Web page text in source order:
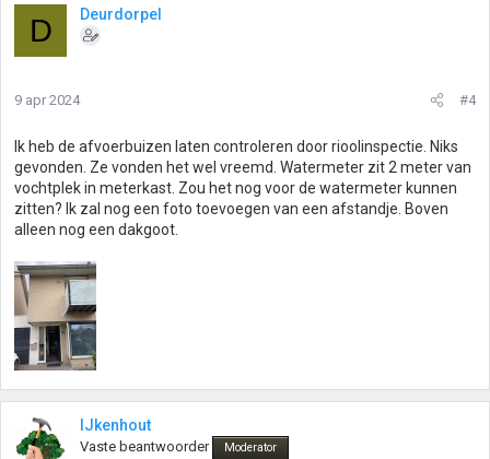
d
e
i
g
:
D Deurdorpel
9 apr 2024 #4
Ik heb de afvoerbuizen laten controleren door rioolinspectie. Niks
gevonden. Ze vonden het wel vreemd. Watermeter zit 2 meter van
vochtplek in meterkast. Zou het nog voor de watermeter kunnen
zitten? Ik zal nog een foto toevoegen van een afstandje. Boven
alleen nog een dakgoot.
IJkenhout
Vaste beantwoorder Moderator